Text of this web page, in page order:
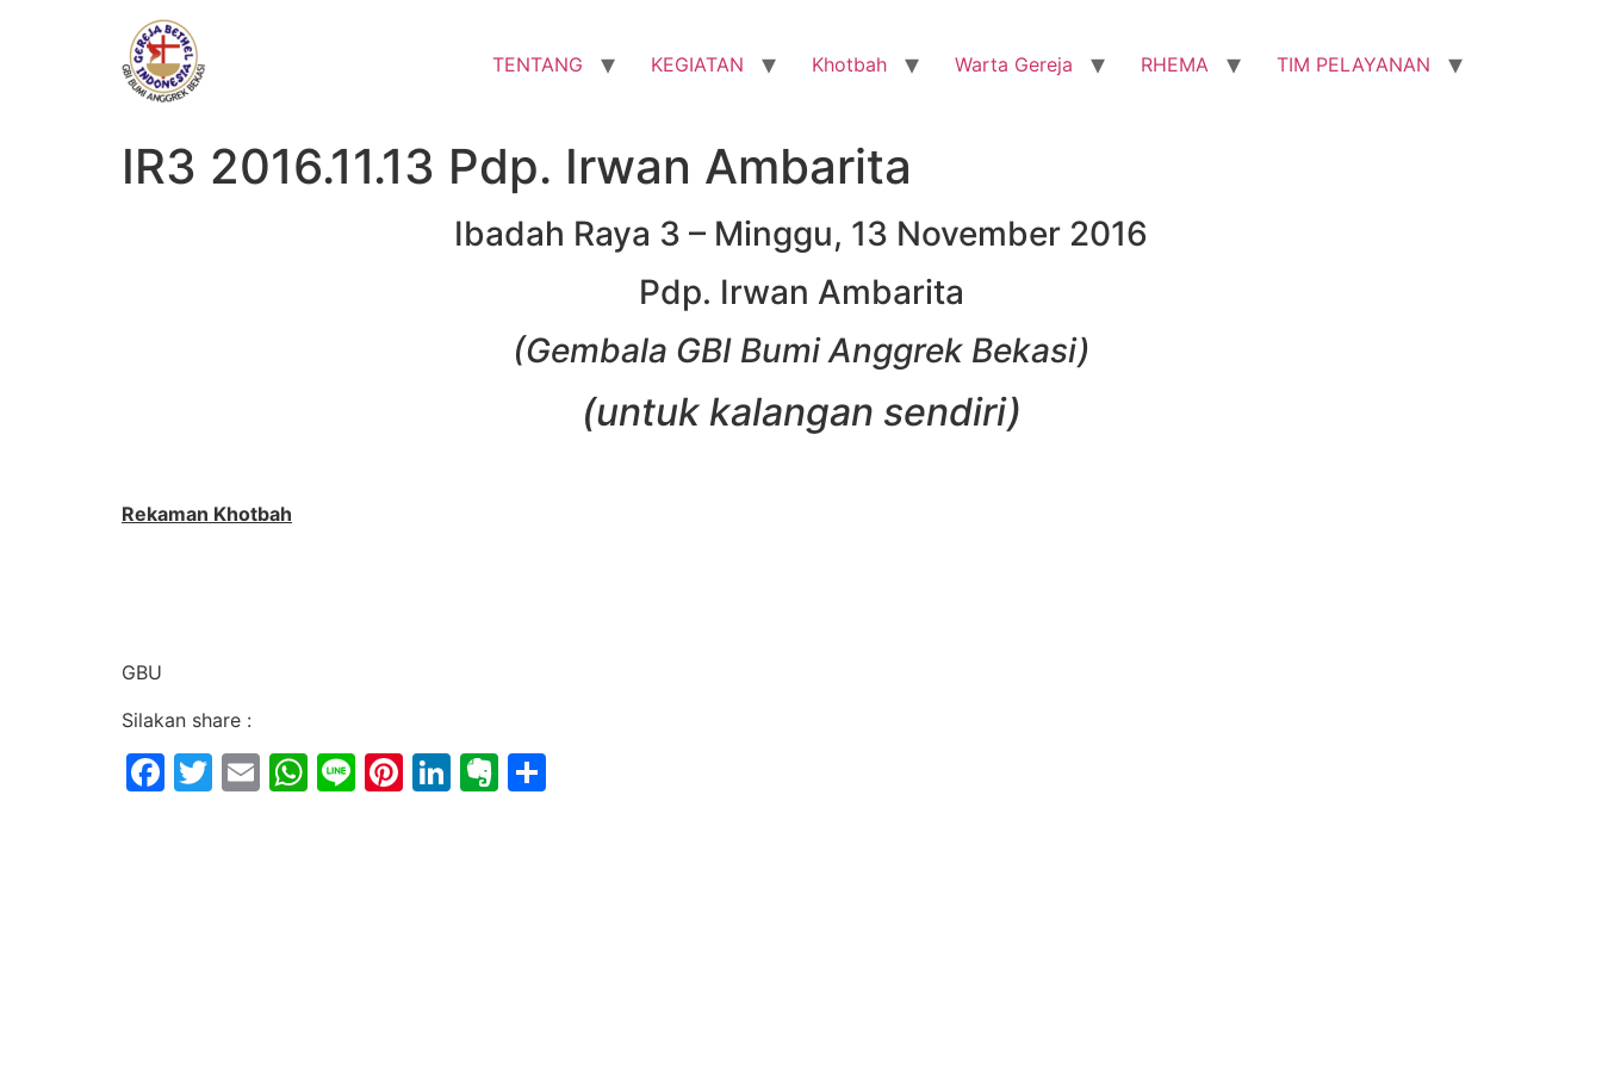
TENTANG KEGIATAN Khotbah Warta Gereja RHEMA TIM PELAYANAN
IR3 2016.11.13 Pdp. Irwan Ambarita
Ibadah Raya 3 – Minggu, 13 November 2016
Pdp. Irwan Ambarita
(Gembala GBI Bumi Anggrek Bekasi)
(untuk kalangan sendiri)
Rekaman Khotbah
GBU
Silakan share :
Facebook
Twitter
EmailWhatsApp
LinePinterest
LinkedIn
Evernote